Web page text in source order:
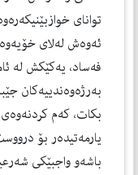
توانای
ئەوەش لەلای
فەساد، یەكێكش لە
بەرژەوەندییەكان
بكات، كەم كردنەوەی
یارمەتیدەر بۆ